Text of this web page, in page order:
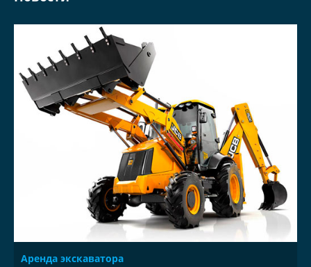
Аренда экскаватора